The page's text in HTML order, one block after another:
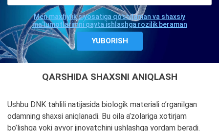
Men maxfiylik siyosatiga qo'shilaman va shaxsiy
ma'lumotlarimni qayta ishlashga rozilik beraman
QARSHIDA SHAXSNI ANIQLASH
Ushbu DNK tahlili natijasida biologik materiali o’rganilgan
odamning shaxsi aniqlanadi. Bu oila a’zolariga xotirjam
bo’lishga yoki ayyor jinoyatchini ushlashga yordam beradi.